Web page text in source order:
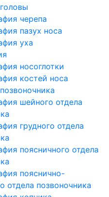
черепа
пазух носа
уха
носоглотки
костей носа
шейного отдела
грудного отдела
поясничного отдела
пояснично-
отдела позвоночника